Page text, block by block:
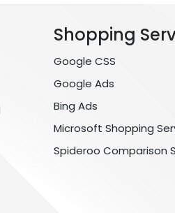
Shopping
Google CSS
Google Ads
Bing Ads
Microsoft Shopping
Spideroo Comparison